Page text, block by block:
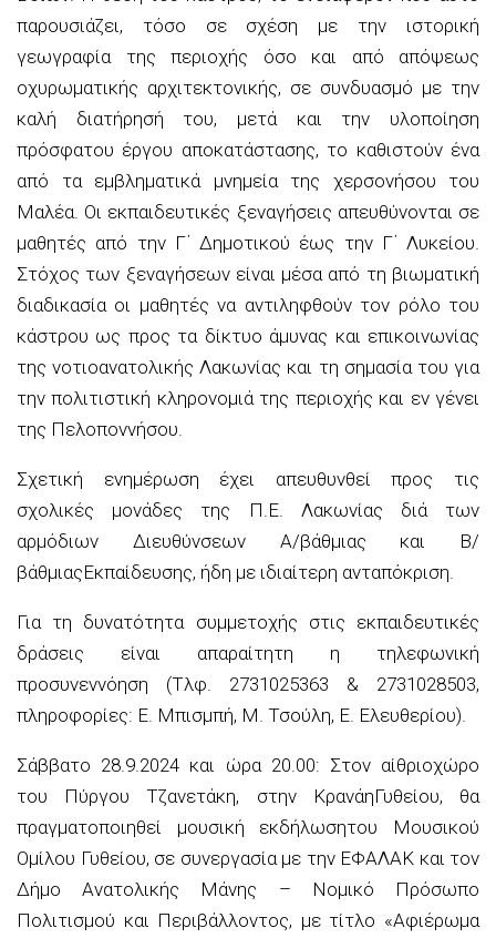
παρουσιάζει, τόσο σε σχέση με την ιστορική
γεωγραφία της περιοχής όσο και από απόψεως
οχυρωματικής αρχιτεκτονικής, σε συνδυασμό με την
καλή διατήρησή του, μετά και την υλοποίηση
πρόσφατου έργου αποκατάστασης, το καθιστούν ένα
από τα εμβληματικά μνημεία της χερσονήσου του
Μαλέα . Οι εκπαιδευτικές ξεναγήσεις απευθύνονται σε
μαθητές από την Γ΄ Δημοτικού έως την Γ΄ Λυκείου.
Στόχος των ξεναγήσεων είναι μέσα από τη βιωματική
διαδικασία οι μαθητές να αντιληφθούν τον ρόλο του
κάστρου ως προς τα δίκτυο άμυνας και επικοινωνίας
της νοτιοανατολικής Λακωνίας και τη σημασία του για
την πολιτιστική κληρονομιάτης περιοχής και εν γένει
της Πελοποννήσου.
Σχετική ενημέρωση έχει απευθυνθεί προς τις
σχολικές μονάδες της Π.Ε. Λακωνίας διά των
αρμόδιων Διευθύνσεων Α/βάθμιας και Β/
βάθμιαςΕκπαίδευσης, ήδη με ιδιαίτερη ανταπόκριση.
Για τη δυνατότητα συμμετοχής στις εκπαιδευτικές
δράσεις είναι απαραίτητη η τηλεφωνική
προσυνεννόηση (Τλφ . 2731025363 & 2731028503,
πληροφορίες: Ε. Μπισμπή, Μ. Τσούλη, Ε. Ελευθερίου).
Σάββατο 28.9.2024 και ώρα 20.00: Στον αίθριοχώρο
του Πύργου
Τζανετάκη, στην ΚρανάηΓυθείου, θα
πραγματοποιηθεί μουσική εκδήλωσητου Μουσικού
Ομίλου Γυθείου, σε συνεργασία με την ΕΦΑΛΑΚ και τον
Δήμο Ανατολικής Μάνης – Νομικό Πρόσωπο
Πολιτισμού και Περιβάλλοντος, με τίτλο «Αφιέρωμα